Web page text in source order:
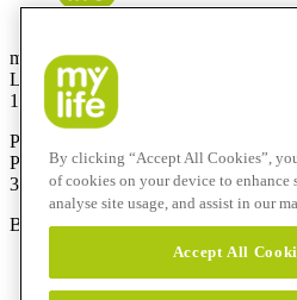
mylife Diabetes Care AS
Lysaker Torg 5, 3 etg
1366 Lysaker
Postadresse:
Postboks 2, Bragernes
3001 Drammen
Brukerstøtte:800 74 750
By clicking “Accept All Cookies”,
of cookies on your device to enhance
analyse site usage, and assist in our
Accept All